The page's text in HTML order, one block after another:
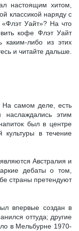
настоящим хитом,
классикой наряду с
«Флэт Уайт»? На что
кофе Флэт Уайт
каким-либо из этих
и читайте дальше.
самом деле, есть
этим
был в центре
культуры в течение
Австралия и
дебаты о том,
страны претендуют
впервые создан в
оттуда; другие
в Мельбурне 1970-